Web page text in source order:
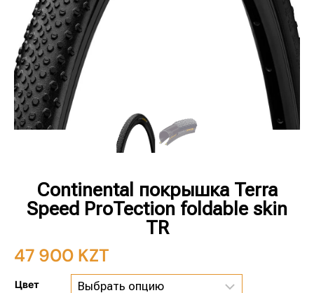
Continental покрышка Terra
Speed ProTection foldable skin
TR
47 900 KZT
Цвет